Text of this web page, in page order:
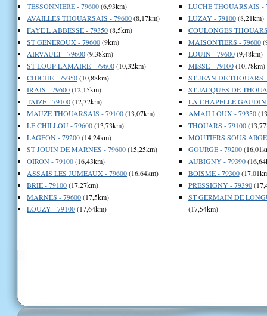
TESSONNIERE - 79600(6,93km)
AVAILLES THOUARSAIS - 79600(8,17km)
FAYE L ABBESSE - 79350(8,5km)
ST GENEROUX - 79600(9km)
AIRVAULT - 79600(9,38km)
ST LOUP LAMAIRE - 79600(10,32km)
CHICHE - 79350(10,88km)
IRAIS - 79600(12,15km)
TAIZE - 79100(12,32km)
MAUZE THOUARSAIS - 79100(13,07km)
LE CHILLOU - 79600(13,73km)
LAGEON - 79200(14,24km)
ST JOUIN DE MARNES - 79600(15,25km)
OIRON - 79100(16,43km)
ASSAIS LES JUMEAUX - 79600(16,64km)
BRIE - 79100(17,27km)
MARNES - 79600(17,5km)
LOUZY - 79100(17,64km)
LUCHE THOUARSAIS -
LUZAY - 79100(8,21km)
COULONGES
MAISONTIERS - 79600
LOUIN - 79600(9,48km)
MISSE - 79100(10,78km)
ST JEAN DE THOUARS
ST JACQUES DE
LA CHAPELLE GAUDIN
AMAILLOUX - 79350
THOUARS - 79100
MOUTIERS SOUS
GOURGE - 79200
AUBIGNY - 79390
BOISME - 79300
PRESSIGNY - 79390
ST GERMAIN DE
(17,54km)